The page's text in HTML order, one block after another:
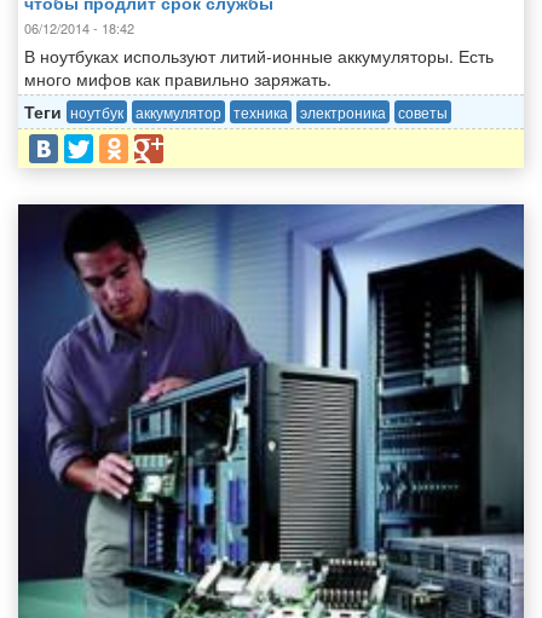
06/12/2014 - 18:42
В ноутбуках используют литий-ионные аккумуляторы. Есть
много мифов как правильно заряжать.
Теги ноутбук аккумулятор техника электроника советы